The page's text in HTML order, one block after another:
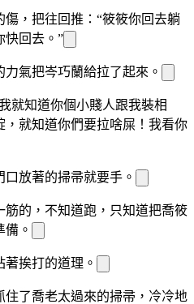
傷 ，把往回推：“筱筱你回去躺
快回去。”
力氣把岑巧蘭給拉了起來。
就知道你個小賤人跟我裝相
，就知道你們要拉啥屎！我看你
口放著的掃帚就要手。
筋的，不知道跑，只知道把喬筱
。
著挨打的道理。
住了喬老太過來的掃帚，冷冷地